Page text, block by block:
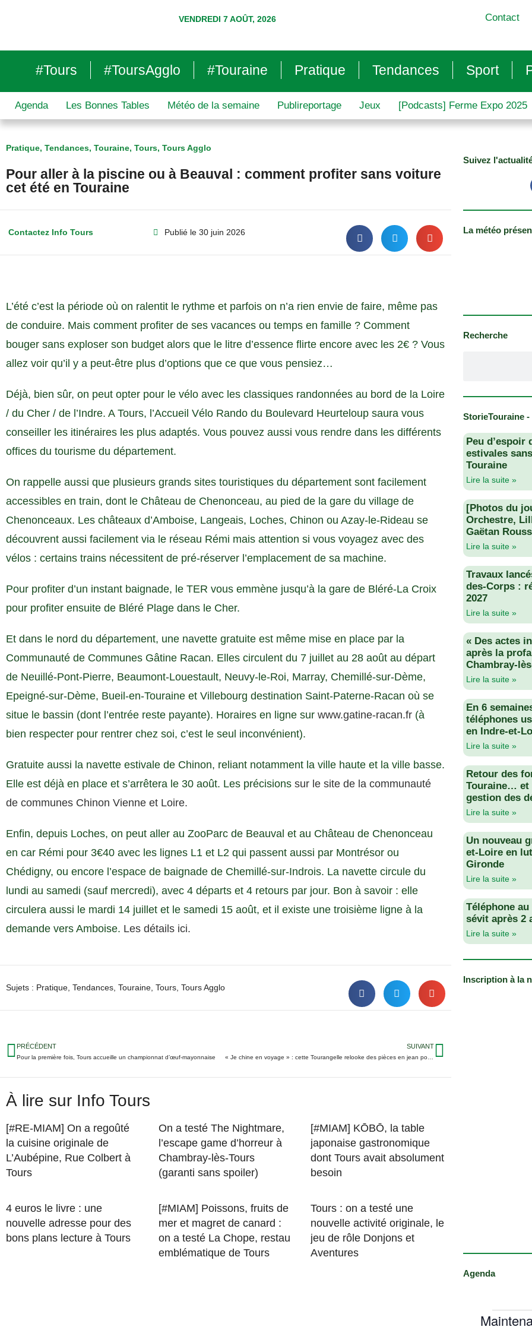
VENDREDI 7 AOÛT, 2026 Contact
#Tours #ToursAgglo #Touraine Pratique Tendances Sport
Agenda Les Bonnes Tables Météo de la semaine Publireportage Jeux [Podcasts] Ferme Expo 2025
Pratique, Tendances, Touraine, Tours, Tours Agglo
Pour aller à la piscine ou à Beauval : comment profiter sans voiture
cet été en Touraine
Contactez Info Tours Publié le 30 juin 2026
L’été c’est la période où on ralentit le rythme et parfois on n’a rien envie de faire, même pas
de conduire. Mais comment profiter de ses vacances ou temps en famille ? Comment
bouger sans exploser son budget alors que le litre d’essence flirte encore avec les 2€ ? Vous
allez voir qu’il y a peut-être plus d’options que ce que vous pensiez…
Déjà, bien sûr, on peut opter pour le vélo avec les classiques randonnées au bord de la Loire
/ du Cher / de l’Indre. A Tours, l’Accueil Vélo Rando du Boulevard Heurteloup saura vous
conseiller les itinéraires les plus adaptés. Vous pouvez aussi vous rendre dans les différents
offices du tourisme du département.
On rappelle aussi que plusieurs grands sites touristiques du département sont facilement
accessibles en train, dont le Château de Chenonceau, au pied de la gare du village de
Chenonceaux. Les châteaux d’Amboise, Langeais, Loches, Chinon ou Azay-le-Rideau se
découvrent aussi facilement via le réseau Rémi mais attention si vous voyagez avec des
vélos : certains trains nécessitent de pré-réserver l’emplacement de sa machine.
Pour profiter d’un instant baignade, le TER vous emmène jusqu’à la gare de Bléré-La Croix
pour profiter ensuite de Bléré Plage dans le Cher.
Et dans le nord du département, une navette gratuite est même mise en place par la
Communauté de Communes Gâtine Racan. Elles circulent du 7 juillet au 28 août au départ
de Neuillé-Pont-Pierre, Beaumont-Louestault, Neuvy-le-Roi, Marray, Chemillé-sur-Dème,
Epeigné-sur-Dème, Bueil-en-Touraine et Villebourg destination Saint-Paterne-Racan où se
situe le bassin (dont l’entrée reste payante). Horaires en ligne sur www.gatine-racan.fr (à
bien respecter pour rentrer chez soi, c’est le seul inconvénient).
Gratuite aussi la navette estivale de Chinon, reliant notamment la ville haute et la ville basse.
Elle est déjà en place et s’arrêtera le 30 août. Les précisions sur le site de la communauté
de communes Chinon Vienne et Loire.
Enfin, depuis Loches, on peut aller au ZooParc de Beauval et au Château de Chenonceau
en car Rémi pour 3€40 avec les lignes L1 et L2 qui passent aussi par Montrésor ou
Chédigny, ou encore l’espace de baignade de Chemillé-sur-Indrois. La navette circule du
lundi au samedi (sauf mercredi), avec 4 départs et 4 retours par jour. Bon à savoir : elle
circulera aussi le mardi 14 juillet et le samedi 15 août, et il existe une troisième ligne à la
demande vers Amboise. Les détails ici.
Sujets : Pratique Tendances Touraine Tours Tours Agglo
PRÉCÉDENT
Pour la première fois, Tours accueille un championnat d’œuf-mayonnaise
SUIVANT
À lire sur Info Tours
[#RE-MIAM] On a regoûté
la cuisine originale de
L’Aubépine, Rue Colbert à
Tours
On a testé The Nightmare,
l’escape game d’horreur à
Chambray-lès-Tours
(garanti sans spoiler)
[#MIAM] KŌBŌ, la table
japonaise gastronomique
dont Tours avait absolument
besoin
4 euros le livre : une
nouvelle adresse pour des
bons plans lecture à Tours
[#MIAM] Poissons, fruits de
mer et magret de canard :
on a testé La Chope, restau
emblématique de Tours
Tours : on a testé une
nouvelle activité originale, le
jeu de rôle Donjons et
Aventures
Suivez
La météo
Recherche
StorieTouraine
Peu d’espoir
estivales
Touraine
Lire la suite »
[Photos du
Orchestre,
Gaëtan
Lire la suite »
Travaux
des-Corps :
2027
Lire la suite »
« Des actes
après la
Chambray-
Lire la suite »
En 6
téléphones
en Indre-et-
Lire la suite »
Retour des
Touraine… et
gestion des
Lire la suite »
Un nouveau
et-Loire en
Gironde
Lire la suite »
Téléphone
sévit après 2
Lire la suite »
Inscription à la
Agenda